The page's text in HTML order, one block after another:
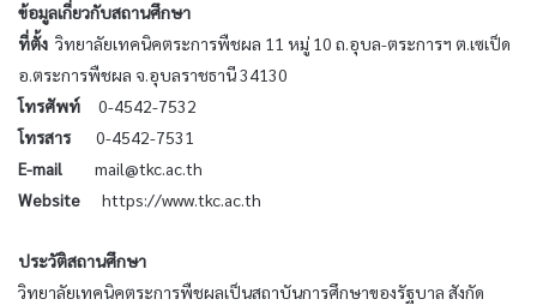
ข้อมูลเกี่ยวกับสถานศึกษา
ที่ตั้ง วิทยาลัยเทคนิคตระการพืชผล 11 หมู่ 10 ถ.อุบล-ตระการฯ ต.เซเป็ด
อ.ตระการพืชผล จ.อุบลราชธานี 34130
โทรศัพท์ 0-4542-7532
โทรสาร0-4542-7531
E-mail mail@tkc.ac.th
Website https://www.tkc.ac.th
ประวัติสถานศึกษา
วิทยาลัยเทคนิคตระการพืชผลเป็นสถาบันการศึกษาของรัฐบาล สังกัด